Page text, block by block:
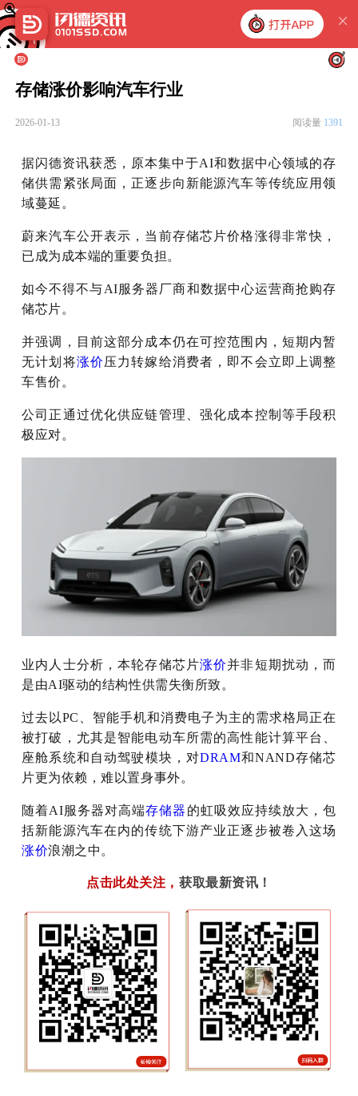
存储涨价影响汽车行业
2026-01-13 阅读量 1391
据闪德资讯获悉，原本集中于AI和数据中心领域的存
储供需紧张局面，正逐步向新能源汽车等传统应用领
域蔓延。
蔚来汽车公开表示，当前存储芯片价格涨得非常快，
已成为成本端的重要负担。
如今不得不与AI服务器厂商和数据中心运营商抢购存
储芯片。
并强调，目前这部分成本仍在可控范围内，短期内暂
无计划将涨价压力转嫁给消费者，即不会立即上调整
车售价。
公司正通过优化供应链管理、强化成本控制等手段积
极应对。
业内人士分析，本轮存储芯片涨价并非短期扰动，而
是由AI驱动的结构性供需失衡所致。
过去以PC、智能手机和消费电子为主的需求格局正在
被打破，尤其是智能电动车所需的高性能计算平台、
座舱系统和自动驾驶模块，对DRAM和NAND存储芯
片更为依赖，难以置身事外。
随着AI服务器对高端存储器 的虹吸效应持续放大，包
括新能源汽车在内的传统下游产业正逐步被卷入这场
涨价浪潮之中。
点击此处关注 ， 获取最新资讯！